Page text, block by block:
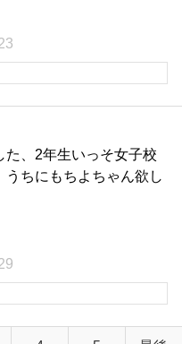
た、2年生いっそ女子校
ちにもちよちゃん欲し